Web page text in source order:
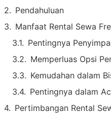
Pendahuluan
Manfaat Rental Sewa
Pentingnya
Memperluas Opsi
Kemudahan dalam
Pentingnya dalam
Pertimbangan Rental